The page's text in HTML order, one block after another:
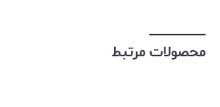
محصولات مرتبط